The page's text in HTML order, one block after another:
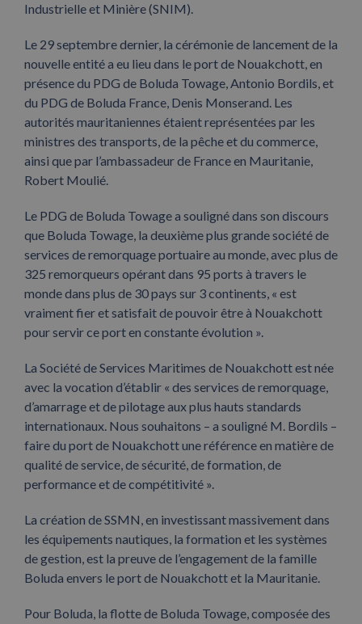
Industrielle et Minière (SNIM).
Le 29 septembre dernier, la cérémonie de lancement de la
nouvelle entité a eu lieu dans le port de Nouakchott, en
présence du PDG de Boluda Towage, Antonio Bordils, et
du PDG de Boluda France, Denis Monserand. Les
autorités mauritaniennes étaient représentées par les
ministres des transports, de la pêche et du commerce,
ainsi que par l’ambassadeur de France en Mauritanie,
Robert Moulié.
Le PDG de Boluda Towage a souligné dans son discours
que Boluda Towage, la deuxième plus grande société de
services de remorquage portuaire au monde, avec plus de
325 remorqueurs opérant dans 95 ports à travers le
monde dans plus de 30 pays sur 3 continents, « est
vraiment fier et satisfait de pouvoir être à Nouakchott
pour servir ce port en constante évolution ».
La Société de Services Maritimes de Nouakchott est née
avec la vocation d’établir « des services de remorquage,
d’amarrage et de pilotage aux plus hauts standards
internationaux. Nous souhaitons – a souligné M. Bordils –
faire du port de Nouakchott une référence en matière de
qualité de service, de sécurité, de formation, de
performance et de compétitivité ».
La création de SSMN, en investissant massivement dans
les équipements nautiques, la formation et les systèmes
de gestion, est la preuve de l’engagement de la famille
Boluda envers le port de Nouakchott et la Mauritanie.
Pour Boluda, la flotte de Boluda Towage, composée des